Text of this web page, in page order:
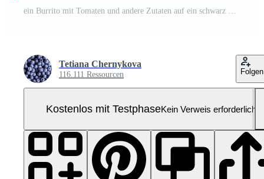
ein Burrito mit Tomaten und andere Zutaten auf ein schwarz Teller Pro Video
Tetiana Chernykova
116.111 Ressourcen Folgen
Kostenlos mit TestphaseKein Verweis erforderlich